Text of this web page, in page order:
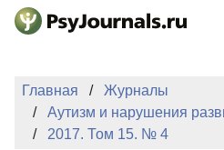
Перейти к основному
Главная
Журналы
Аутизм и нарушения
2017. Том 15. № 4